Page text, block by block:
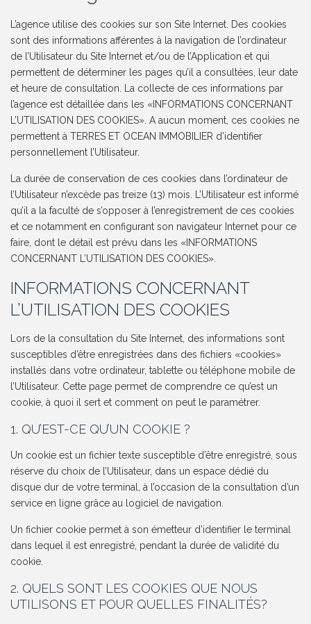
L’agence utilise des cookies sur son Site Internet. Des cookies
sont des informations afférentes à la navigation de l’ordinateur
de l’Utilisateur du Site Internet et/ou de l’Application et qui
permettent de déterminer les pages qu’il a consultées, leur date
et heure de consultation. La collecte de ces informations par
l’agence est détaillée dans les «INFORMATIONS CONCERNANT
L’UTILISATION DES COOKIES». A aucun moment, ces cookies ne
permettent à TERRES ET OCEAN IMMOBILIER d’identifier
personnellement l’Utilisateur.
La durée de conservation de ces cookies dans l’ordinateur de
l’Utilisateur n’excède pas treize (13) mois. L’Utilisateur est informé
qu’il a la faculté de s’opposer à l’enregistrement de ces cookies
et ce notamment en configurant son navigateur Internet pour ce
faire, dont le détail est prévu dans les «INFORMATIONS
CONCERNANT L’UTILISATION DES COOKIES».
INFORMATIONS CONCERNANT
L’UTILISATION DES COOKIES
Lors de la consultation du Site Internet, des informations sont
susceptibles d’être enregistrées dans des fichiers «cookies»
installés dans votre ordinateur, tablette ou téléphone mobile de
l’Utilisateur. Cette page permet de comprendre ce qu’est un
cookie, à quoi il sert et comment on peut le paramétrer.
1. QU’EST-CE QU’UN COOKIE ?
Un cookie est un fichier texte susceptible d’être enregistré, sous
réserve du choix de l’Utilisateur, dans un espace dédié du
disque dur de votre terminal, à l’occasion de la consultation d’un
service en ligne grâce au logiciel de navigation.
Un fichier cookie permet à son émetteur d’identifier le terminal
dans lequel il est enregistré, pendant la durée de validité du
cookie.
2. QUELS SONT LES COOKIES QUE NOUS
UTILISONS ET POUR QUELLES FINALITÉS?